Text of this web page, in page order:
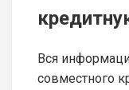
Вся
совместного